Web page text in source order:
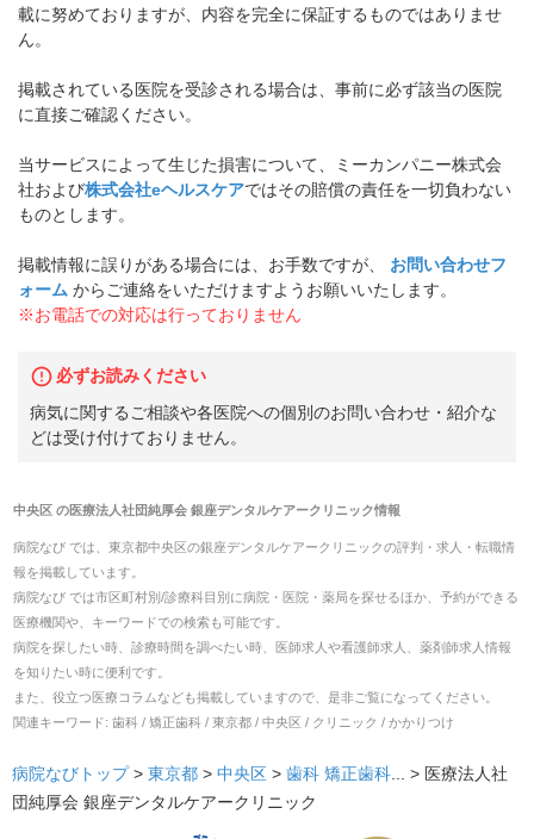
載に努めておりますが、内容を完全に保証するものではありませ
ん。
掲載されている医院を受診される場合は、事前に必ず該当の医院
に直接ご確認ください。
当サービスによって生じた損害について、ミーカンパニー株式会
社および株式会社eヘルスケアではその賠償の責任を一切負わない
ものとします。
掲載情報に誤りがある場合には、お手数ですが、
お問い合わせフ
ォーム からご連絡をいただけますようお願いいたします。
※お電話での対応は行っておりません
必ずお読みください
病気に関するご相談や各医院への個別のお問い合わせ・紹介な
どは受け付けておりません。
中央区の医療法人社団純厚会 銀座デンタルケアークリニック情報
病院なび では、 東京都中央区の銀座デンタルケアークリニックの評判・求人・転職情
報を掲載しています。
病院なび では市区町村別/診療科目別に病院・医院・薬局を探せるほか、予約ができる
医療機関や、キーワードでの検索も可能です。
病院を探したい時、診療時間を調べたい時、医師求人や看護師求人、薬剤師求人情報
を知りたい時に便利です。
また、役立つ医療コラムなども掲載していますので、是非ご覧になってください。
関連キーワード: 歯科 / 矯正歯科 / 東京都 / 中央区 / クリニック / かかりつけ
病院なびトップ > 東京都 > 中央区 > 歯科 矯正歯科... > 医療法人社
団純厚会 銀座デンタルケアークリニック